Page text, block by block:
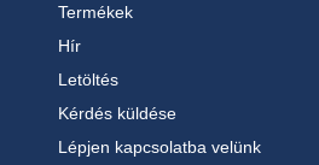
Termékek
Hír
Letöltés
Kérdés küldése
Lépjen kapcsolatba velünk